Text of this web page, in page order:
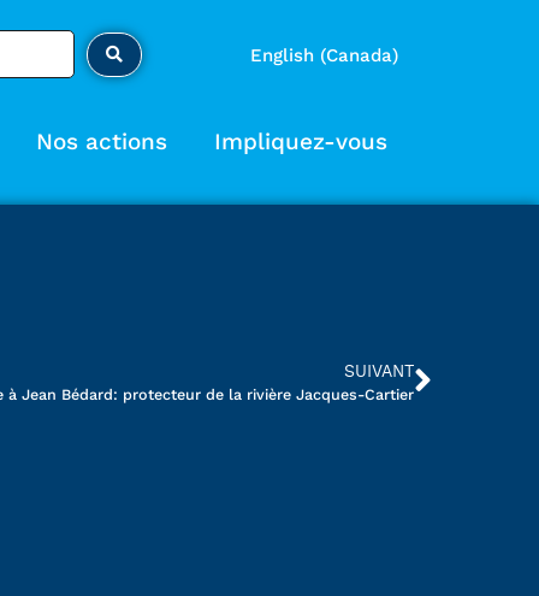
English (Canada)
Nos actions Impliquez-vous
SUIVANT
à Jean Bédard: protecteur de la rivière Jacques-Cartier